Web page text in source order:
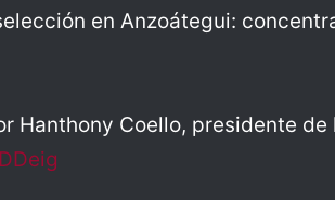
en Anzoátegui:
Hanthony Coello, presidente de